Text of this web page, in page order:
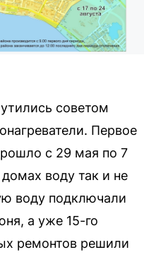
советом
Первое
с 29 мая по 7
воду так и не
воду подключали
а уже 15-го
ремонтов решили